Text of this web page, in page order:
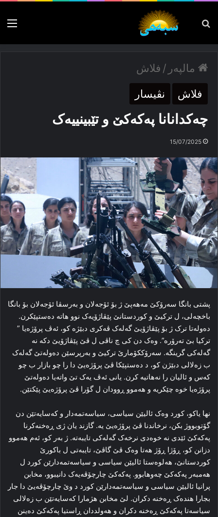
پەیدا بکە
مالپەر / فلاش
فلاش نڤیسار
چەکدانانا پەکەکێ و تێبینییەک
15/07/2025
پشتی بانگا سه‌رۆکێ مەهەپێ ژ بۆ ئۆجەلان و به‌رسڤا ئۆجەلان بۆ بانگا
باخچه‌لی، ل ترکیێ و کوردستانێ پێڤاژۆیه‌ک نوو هاته‌ ده‌ستپێکرن.
ده‌وله‌تا ترک ژ بۆ پێڤاژۆیێ گه‌له‌ک ڤه‌کری دبێژه‌ کو، ئه‌ڤ پرۆژه‌یا ”
ترکیا بێ ته‌رۆره‌”. وه‌ک دن کی چ ناڤی ل ڤێ پێڤاژۆیێ دکه‌ نه‌
گه‌له‌کی گرینگه‌. سه‌رۆککۆمارێ ترکیێ و به‌رپرسێن ده‌وله‌تێ گه‌له‌ک
ب زه‌لالی دبێژن کو، د ده‌ستپێکا ڤێ پرۆژه‌یێ دا را چو بازار ب چو
کەس و ئالیان را نه‌هاتیه‌ کرن. یانی ئه‌ڤ یه‌ک تێ واته‌یا ده‌وله‌تێ
پرۆژه‌یا خوه‌ چێکریه‌ و هه‌موو ڕوودان ل گۆرا ڤێ پرۆژه‌یێ پێکتێن.
نها یاکو، کورد وه‌ک ئالیێن سیاسی، سیاسه‌تمه‌دار و که‌سایه‌تێن دن
گۆتوبووژ بکن، نرخاندنا ڤێ پرۆژه‌یێ یه‌. گازند یان ژی ڕه‌خنه‌کرنا
پەکەکێ ئێدی نه‌ خوه‌دی نرخه‌ک گه‌له‌کی تایبه‌ته‌. ژ به‌ر کو، ئه‌م هه‌موو
دزانن کو، ڕۆژا ڕۆژ هه‌تا وه‌ک ڤێ گاڤێ، تایبه‌تی ل باکورێ
کوردستانێ، هه‌لوه‌ستا ئالیێن سیاسی و سیاسه‌تمه‌دارێن کورد ل
هەمبه‌ر پەکەکێ چه‌وهابوو. پەکەکێ چارچۆڤه‌یه‌ک دانیبوو، مخابن
پرانیا ئالیێن سیاسی و سیاسه‌تمه‌دارێن کورد د وێ چارچۆڤه‌یێ دا جار
بجارا هنده‌ک ڕه‌خنه‌ دکران. لێ مخابن هژمارا که‌سایه‌تێن ب زه‌لالی
سیاسه‌تا پەکەکێ ڕه‌خنه‌ دکران و هه‌ولددان ڕاستیا پەکەکێ ده‌ینن